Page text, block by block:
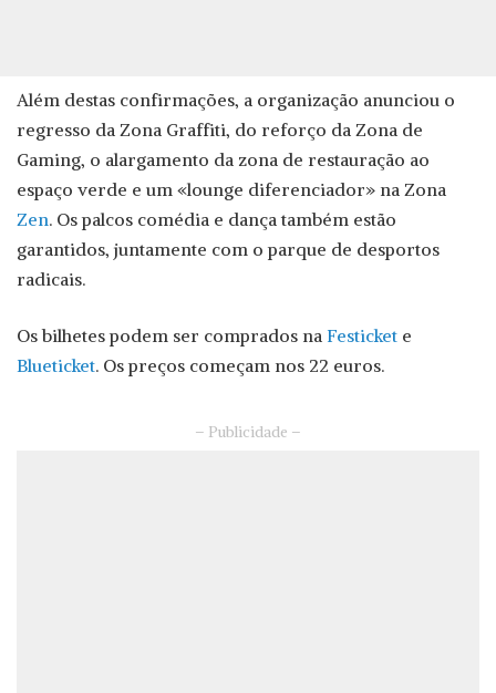
Além destas confirmações, a organização anunciou o
regresso da Zona Graffiti, do reforço da Zona de
Gaming, o alargamento da zona de restauração ao
espaço verde e um «lounge diferenciador» na Zona
Zen. Os palcos comédia e dança também estão
garantidos, juntamente com o parque de desportos
radicais.
Os bilhetes podem ser comprados na Festicket e
Blueticket. Os preços começam nos 22 euros.
– Publicidade –